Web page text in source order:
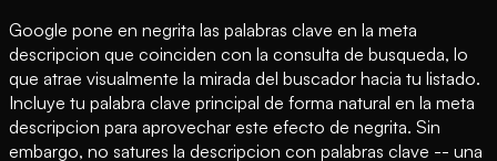
Google pone en negrita las palabras clave en la meta
descripcion que coinciden con la consulta de busqueda, lo
que atrae visualmente la mirada del buscador hacia tu listado.
Incluye tu palabra clave principal de forma natural en la meta
descripcion para aprovechar este efecto de negrita. Sin
embargo, no satures la descripcion con palabras clave -- una